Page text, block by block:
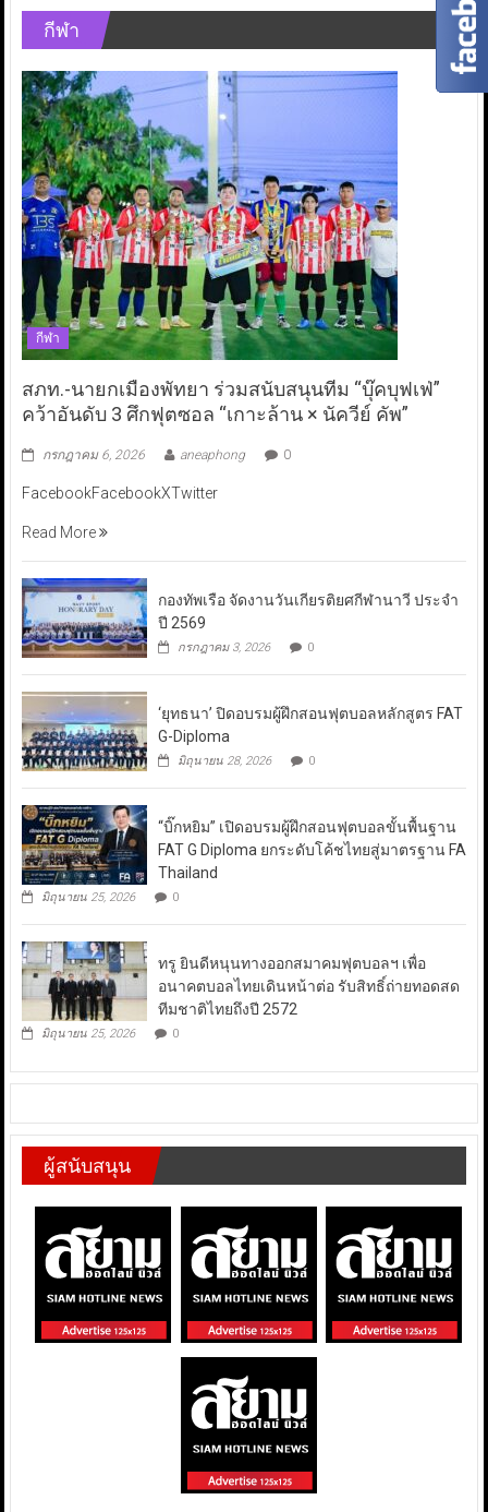
กีฬา
กีฬา
สภท.-นายกเมืองพัทยา ร่วมสนับสนุนทีม “บุ๊คบุฟเฟ่”
คว้าอันดับ 3 ศึกฟุตซอล “เกาะล้าน × นัควีย์ คัพ”
กรกฎาคม 6, 2026 aneaphong 0
FacebookFacebookXTwitter
Read More
กองทัพเรือ จัดงานวันเกียรติยศกีฬานาวี ประจำ
ปี 2569
กรกฎาคม 3, 2026 0
‘ยุทธนา’ ปิดอบรมผู้ฝึกสอนฟุตบอลหลักสูตร FAT
G-Diploma
มิถุนายน 28, 2026 0
“บิ๊กหยิม” เปิดอบรมผู้ฝึกสอนฟุตบอลขั้นพื้นฐาน
FAT G Diploma ยกระดับโค้ชไทยสู่มาตรฐาน FA
Thailand
มิถุนายน 25, 2026 0
ทรู ยินดีหนุนทางออกสมาคมฟุตบอลฯ เพื่อ
อนาคตบอลไทยเดินหน้าต่อ รับสิทธิ์ถ่ายทอดสด
ทีมชาติไทยถึงปี 2572
มิถุนายน 25, 2026 0
ผู้สนับสนุน